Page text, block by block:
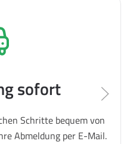
sofort
Schritte bequem von
Abmeldung per E-Mail.